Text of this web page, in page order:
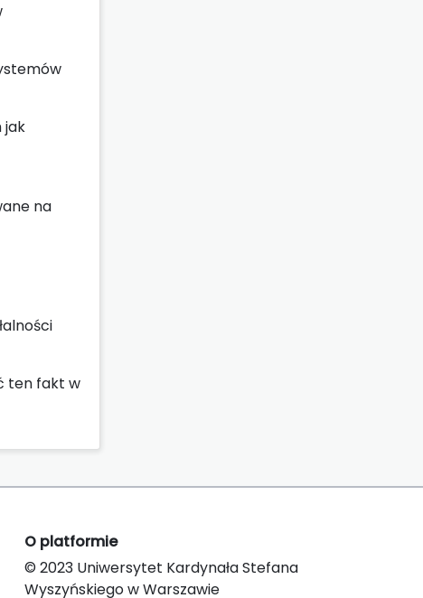
jak
na
ten fakt w
O platformie
© 2023 Uniwersytet Kardynała Stefana
Wyszyńskiego w Warszawie